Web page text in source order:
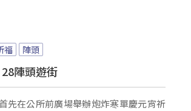
福 陣頭
陣頭遊街
先在公所前廣場舉辦炮炸寒單慶元宵祈